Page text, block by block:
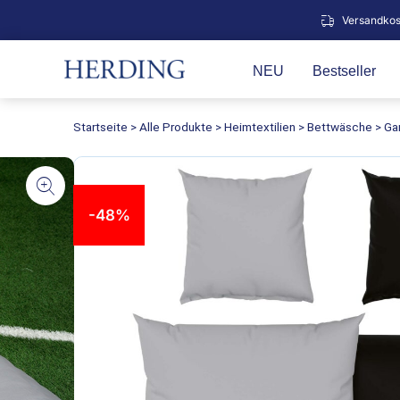
NEU Bestseller
Startseite >Alle Produkte >Heimtextilien >Bettwäsche >
-48%